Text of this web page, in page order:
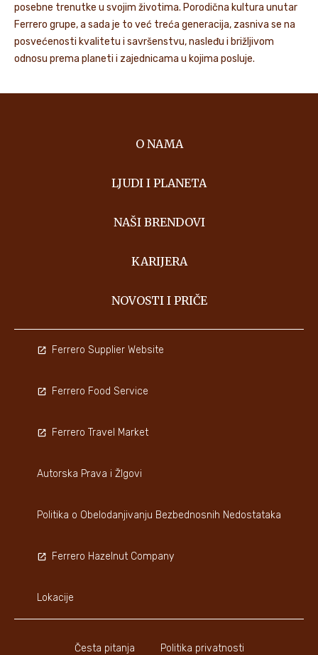
posebne trenutke u svojim životima. Porodična kultura unutar
Ferrero grupe, a sada je to već treća generacija, zasniva se na
posvećenosti kvalitetu i savršenstvu, nasleđu i brižljivom
odnosu prema planeti i zajednicama u kojima posluje.
O NAMA
LJUDI I PLANETA
NAŠI BRENDOVI
KARIJERA
NOVOSTI I PRIČE
Česta pitanja Politika privatnosti
Ferrero Supplier Website
Ferrero Food Service
Ferrero Travel Market
Autorska Prava i ŽIgovi
Politika o Obelodanjivanju Bezbednosnih Nedostataka
Ferrero Hazelnut Company
Lokacije